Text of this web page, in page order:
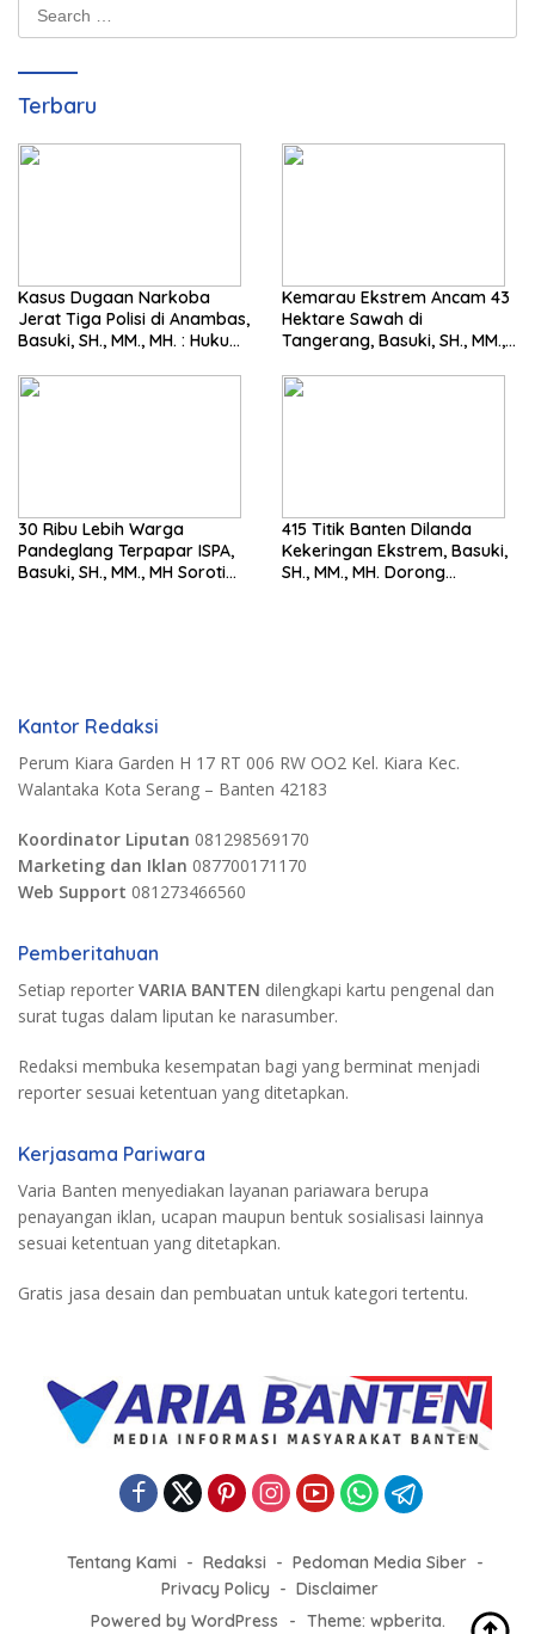
for:
Terbaru
Kasus Dugaan Narkoba
Jerat Tiga Polisi di Anambas,
Basuki, SH., MM., MH. : Hukum
Kemarau Ekstrem Ancam 43
Hektare Sawah di
Tangerang, Basuki, SH., MM.,
Pemerintah
30 Ribu Lebih Warga
Pandeglang Terpapar ISPA,
Basuki, SH., MM., MH Soroti
415 Titik Banten Dilanda
Kekeringan Ekstrem, Basuki,
SH., MM., MH. Dorong
Kantor Redaksi
Perum Kiara Garden H 17 RT 006 RW OO2 Kel. Kiara Kec.
Walantaka Kota Serang – Banten 42183
Koordinator Liputan 081298569170
Marketing dan Iklan 087700171170
Web Support 081273466560
Pemberitahuan
Setiap reporter VARIA BANTEN dilengkapi kartu pengenal dan
surat tugas dalam liputan ke narasumber.
Redaksi membuka kesempatan bagi yang berminat menjadi
reporter sesuai ketentuan yang ditetapkan.
Kerjasama Pariwara
Varia Banten menyediakan layanan pariawara berupa
penayangan iklan, ucapan maupun bentuk sosialisasi lainnya
sesuai ketentuan yang ditetapkan.
Gratis jasa desain dan pembuatan untuk kategori tertentu.
Tentang Kami Redaksi
Pedoman Media Siber
Privacy Policy
Disclaimer
Powered by WordPress
- Theme: wpberita.